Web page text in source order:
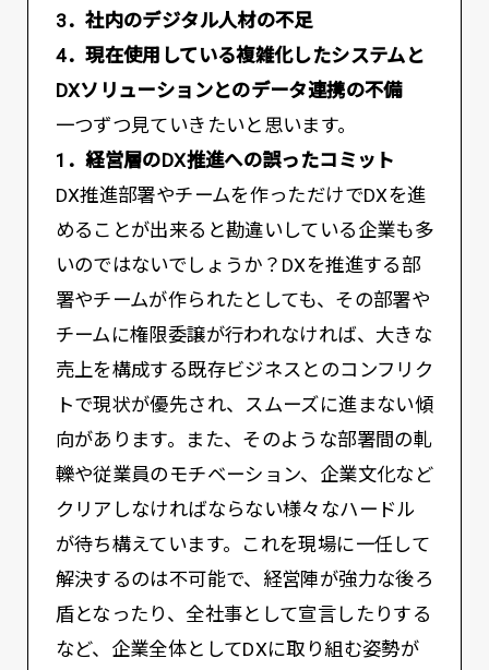
3．社内のデジタル人材の不足
4．現在使用している複雑化したシステムと
DXソリューションとのデータ連携の不備
一つずつ見ていきたいと思います。
1．経営層のDX推進への誤ったコミット
DX推進部署やチームを作っただけでDXを進
めることが出来ると勘違いしている企業も多
いのではないでしょうか？DXを推進する部
署やチームが作られたとしても、その部署や
チームに権限委譲が行われなければ、大きな
売上を構成する既存ビジネスとのコンフリク
トで現状が優先され、スムーズに進まない傾
向があります。また、そのような部署間の軋
轢や従業員のモチベーション、企業文化など
クリアしなければならない様々なハードル
が待ち構えています。これを現場に一任して
解決するのは不可能で、経営陣が強力な後ろ
盾となったり、全社事として宣言したりする
など、企業全体としてDXに取り組む姿勢が